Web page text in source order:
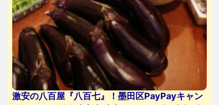
激安の八百屋『八百七』！墨田区PayPayキャン